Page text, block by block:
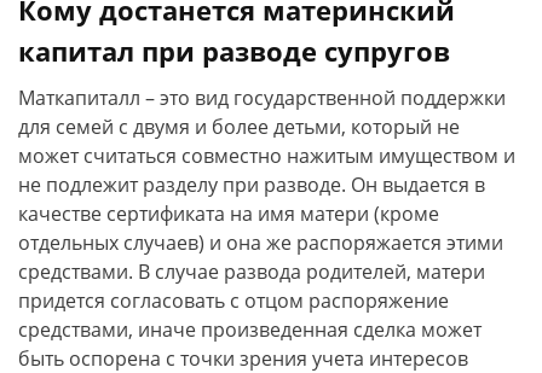
Кому достанется материнский
капитал при разводе супругов
Маткапиталл – это вид государственной поддержки
для семей с двумя и более детьми, который не
может считаться совместно нажитым имуществом и
не подлежит разделу при разводе. Он выдается в
качестве сертификата на имя матери (кроме
отдельных случаев) и она же распоряжается этими
средствами. В случае развода родителей, матери
придется согласовать с отцом распоряжение
средствами, иначе произведенная сделка может
быть оспорена с точки зрения учета интересов